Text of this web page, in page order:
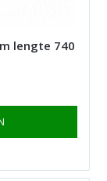
lengte 740